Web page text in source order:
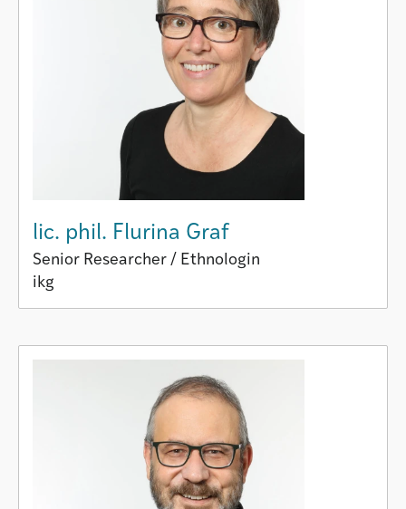
lic. phil. Flurina Graf
Senior Researcher / Ethnologin
ikg